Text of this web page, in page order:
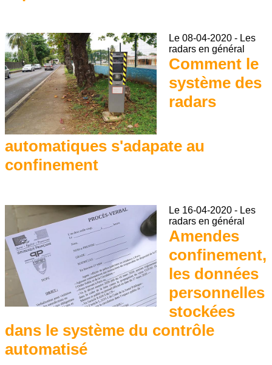
Le 08-04-2020 - Les
radars en général
Comment le
système des
radars
automatiques s'adapate au
confinement
Le 16-04-2020 - Les
radars en général
Amendes
confinement,
les données
personnelles
stockées
dans le système du contrôle
automatisé